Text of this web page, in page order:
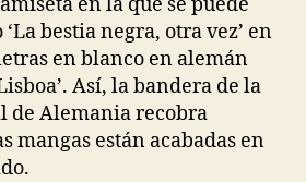
bestia negra, otra vez’ en
en blanco en alemán
Así, la bandera de la
de Alemania recobra
mangas están acabadas en